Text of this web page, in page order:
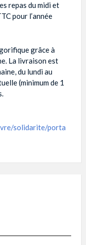
repas du midi et
pour l’année
grâce à
La livraison est
du lundi au
(minimum de 1
solidarite/porta